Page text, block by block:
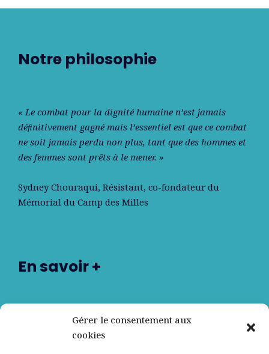
Gérer le consentement aux
cookies
Notre philosophie
« Le combat pour la dignité humaine n’est jamais
déﬁnitivement gagné mais l’essentiel est que ce combat
ne soit jamais perdu non plus, tant que des hommes et
des femmes sont prêts à le mener. »
Sydney Chouraqui, Résistant, co-fondateur du
Mémorial du Camp des Milles
En savoir +
Nos partenaires